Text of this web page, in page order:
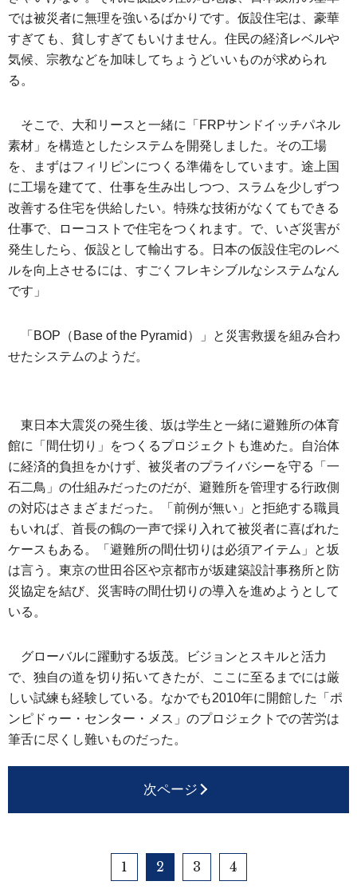
では被災者に無理を強いるばかりです。仮設住宅は、豪華
すぎても、貧しすぎてもいけません。住民の経済レベルや
気候、宗教などを加味してちょうどいいものが求められ
る。
そこで、大和リースと一緒に「FRPサンドイッチパネル
素材」を構造としたシステムを開発しました。その工場
を、まずはフィリピンにつくる準備をしています。途上国
に工場を建てて、仕事を生み出しつつ、スラムを少しずつ
改善する住宅を供給したい。特殊な技術がなくてもできる
仕事で、ローコストで住宅をつくれます。で、いざ災害が
発生したら、仮設として輸出する。日本の仮設住宅のレベ
ルを向上させるには、すごくフレキシブルなシステムなん
です」
「BOP（Base of the Pyramid）」と災害救援を組み合わ
せたシステムのようだ。
東日本大震災の発生後、坂は学生と一緒に避難所の体育
館に「間仕切り」をつくるプロジェクトも進めた。自治体
に経済的負担をかけず、被災者のプライバシーを守る「一
石二鳥」の仕組みだったのだが、避難所を管理する行政側
の対応はさまざまだった。「前例が無い」と拒絶する職員
もいれば、首長の鶴の一声で採り入れて被災者に喜ばれた
ケースもある。「避難所の間仕切りは必須アイテム」と坂
は言う。東京の世田谷区や京都市が坂建築設計事務所と防
災協定を結び、災害時の間仕切りの導入を進めようとして
いる。
グローバルに躍動する坂茂。ビジョンとスキルと活力
で、独自の道を切り拓いてきたが、ここに至るまでには厳
しい試練も経験している。なかでも2010年に開館した「ポ
ンピドゥー・センター・メス」のプロジェクトでの苦労は
筆舌に尽くし難いものだった。
次ページ
1 2 3 4